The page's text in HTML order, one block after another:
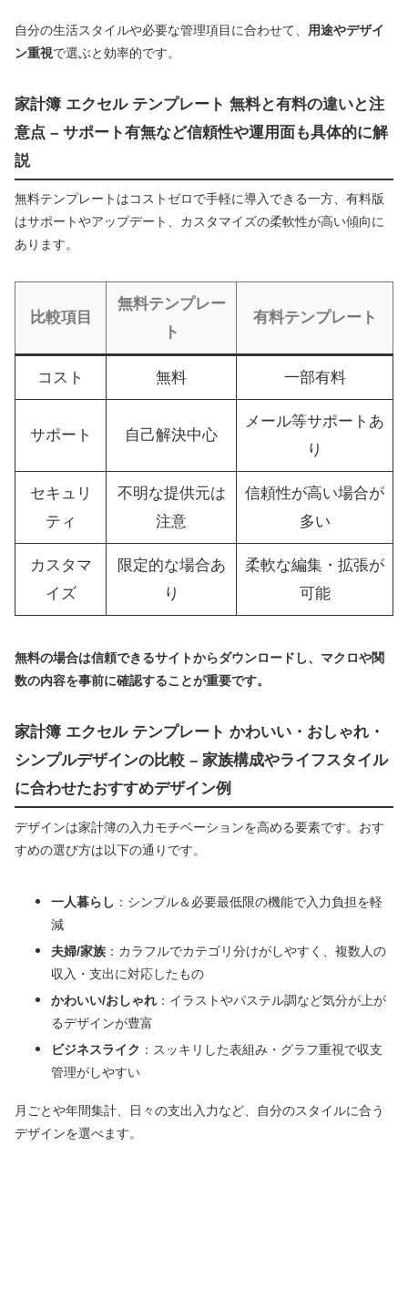
自分の生活スタイルや必要な管理項目に合わせて、 用途やデザイ
ン重視で選ぶと効率的です。
家計簿 エクセル テンプレート 無料と有料の違いと注
意点 – サポート有無など信頼性や運用面も具体的に解
説
無料テンプレートはコストゼロで手軽に導入できる一方、有料版
はサポートやアップデート、カスタマイズの柔軟性が高い傾向に
あります。
比較項目
無料テンプレー
ト
有料テンプレート
コスト 無料 一部有料
サポート 自己解決中心
メール等サポートあ
り
セキュリ
ティ
不明な提供元は
注意
信頼性が高い場合が
多い
カスタマ
イズ
限定的な場合あ
り
柔軟な編集・拡張が
可能
無料の場合は信頼できるサイトからダウンロードし、マクロや関
数の内容を事前に確認することが重要です。
家計簿 エクセル テンプレート かわいい・おしゃれ・
シンプルデザインの比較 – 家族構成やライフスタイル
に合わせたおすすめデザイン例
デザインは家計簿の入力モチベーションを高める要素です。おす
すめの選び方は以下の通りです。
一人暮らし ：シンプル＆必要最低限の機能で入力負担を軽
減
夫婦/家族 ：カラフルでカテゴリ分けがしやすく、複数人の
収入・支出に対応したもの
かわいい/おしゃれ ：イラストやパステル調など気分が上が
るデザインが豊富
ビジネスライク ：スッキリした表組み・グラフ重視で収支
管理がしやすい
月ごとや年間集計、日々の支出入力など、自分のスタイルに合う
デザインを選べます。